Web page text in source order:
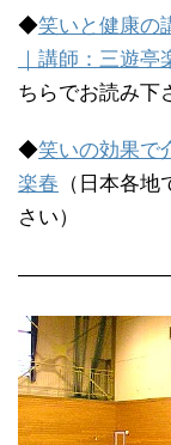
◆笑いと健康の
｜講師：三遊亭
ちらでお読み下
◆笑いの効果で
楽春 （日本各
さい）